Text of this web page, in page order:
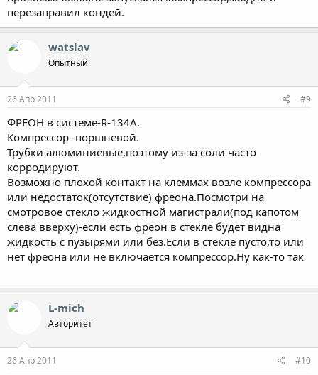
перезаправил кондей.
watslav
Опытный
26 Апр 2011 #9
ФРЕОН в системе-R-134A.
Компрессор -поршневой.
Трубки алюминиевые,поэтому из-за соли часто
корродируют.
Возможно плохой контакт на клеммах возле компрессора
или недостаток(отсутствие) фреона.Посмотри на
смотровое стекло жидкостной магистрали(под капотом
слева вверху)-если есть фреон в стекле будет видна
жидкость с пузырями или без.Если в стекле пусто,то или
нет фреона или не включается компрессор.Ну как-то так
L-mich
Авторитет
26 Апр 2011 #10